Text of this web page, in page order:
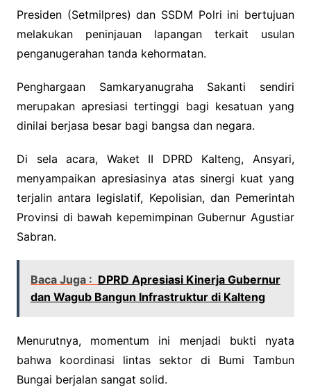
Presiden (Setmilpres) dan SSDM Polri ini bertujuan
melakukan peninjauan lapangan terkait usulan
penganugerahan tanda kehormatan.
Penghargaan Samkaryanugraha Sakanti sendiri
merupakan apresiasi tertinggi bagi kesatuan yang
dinilai berjasa besar bagi bangsa dan negara.
Di sela acara, Waket II DPRD Kalteng, Ansyari,
menyampaikan apresiasinya atas sinergi kuat yang
terjalin antara legislatif, Kepolisian, dan Pemerintah
Provinsi di bawah kepemimpinan Gubernur Agustiar
Sabran.
Baca Juga : DPRD Apresiasi Kinerja Gubernur
dan Wagub Bangun Infrastruktur di Kalteng
Menurutnya, momentum ini menjadi bukti nyata
bahwa koordinasi lintas sektor di Bumi Tambun
Bungai berjalan sangat solid.